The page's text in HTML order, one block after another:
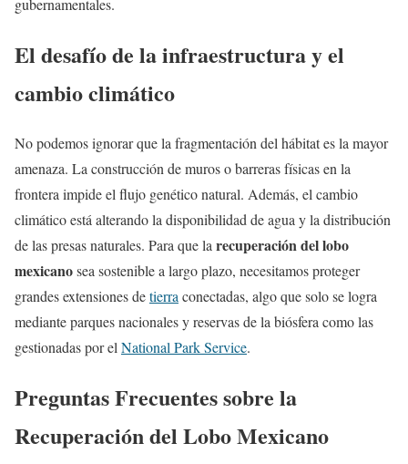
gubernamentales.
El desafío de la infraestructura y el
cambio climático
No podemos ignorar que la fragmentación del hábitat es la mayor
amenaza. La construcción de muros o barreras físicas en la
frontera impide el flujo genético natural. Además, el cambio
climático está alterando la disponibilidad de agua y la distribución
de las presas naturales. Para que la recuperación del lobo
mexicanosea sostenible a largo plazo, necesitamos proteger
grandes extensiones detierra conectadas, algo que solo se logra
mediante parques nacionales y reservas de la biósfera como las
gestionadas por el National Park Service.
Preguntas Frecuentes sobre la
Recuperación del Lobo Mexicano